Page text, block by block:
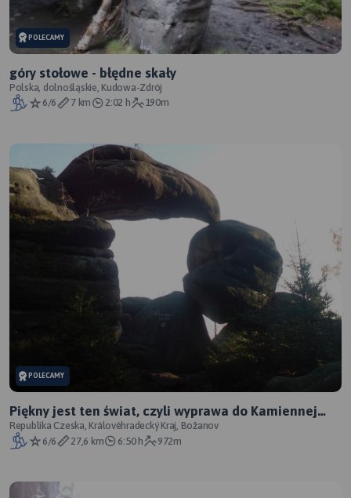
POLECAMY
góry stołowe - błędne skały
Polska, dolnośląskie, Kudowa-Zdrój
6/6
7 km 2:02 h 190m
POLECAMY
Piękny jest ten świat, czyli wyprawa do Kamiennej
Bramy
Republika Czeska, Královéhradecký Kraj, Božanov
6/6
27,6 km 6:50 h 972m